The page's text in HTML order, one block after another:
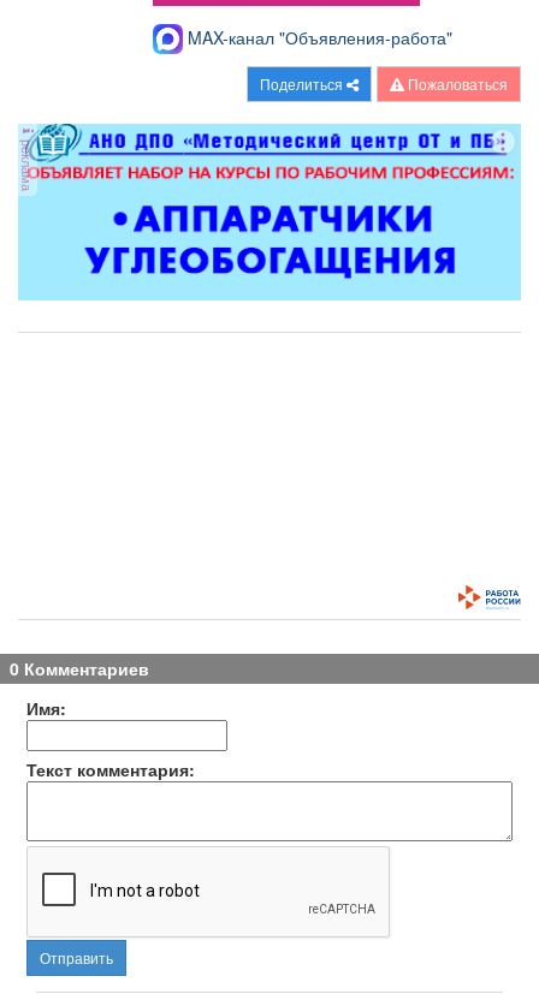
MAX-канал "Объявления-работа"
Поделиться Пожаловаться
реклама
0 Комментариев
Имя:
Текст комментария:
Отправить